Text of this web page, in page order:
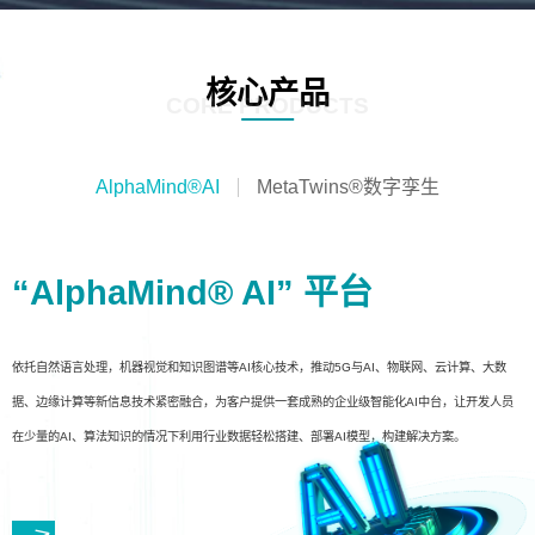
核心产品
CORE PRODUCTS
AlphaMind®AI MetaTwins®数字孪生
“AlphaMind® AI” 平台
依托自然语言处理，机器视觉和知识图谱等AI核心技术，推动5G与AI、物联网、云计算、大数
据、边缘计算等新信息技术紧密融合，为客户提供一套成熟的企业级智能化AI中台，让开发人员
在少量的AI、算法知识的情况下利用行业数据轻松搭建、部署AI模型，构建解决方案。